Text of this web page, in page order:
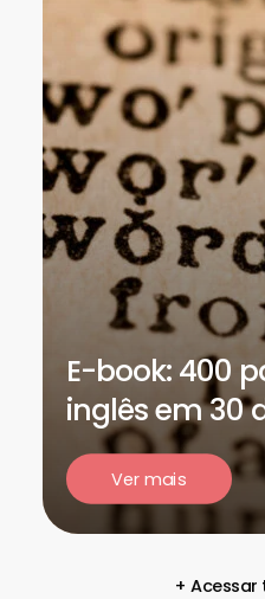
E-book: 400
inglês em 30
Ver mais
+ Acessar